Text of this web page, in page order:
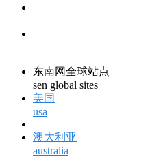
东南网全球站点
sen global sites
美国
usa
|
澳大利亚
australia